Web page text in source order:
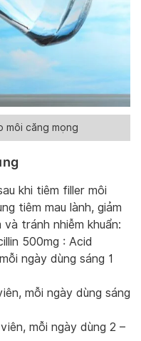
môi căng mọng
khi tiêm filler môi
tiêm mau lành, giảm
tránh nhiễm khuẩn:
500mg : Acid
ngày dùng sáng 1
mỗi ngày dùng sáng
mỗi ngày dùng 2 –